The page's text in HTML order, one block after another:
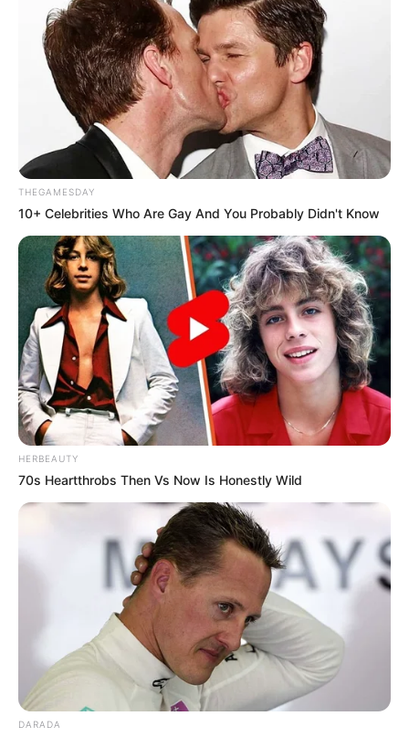
THEGAMESDAY
10+ Celebrities Who Are Gay And You Probably Didn't Know
HERBEAUTY
70s Heartthrobs Then Vs Now Is Honestly Wild
DARADA